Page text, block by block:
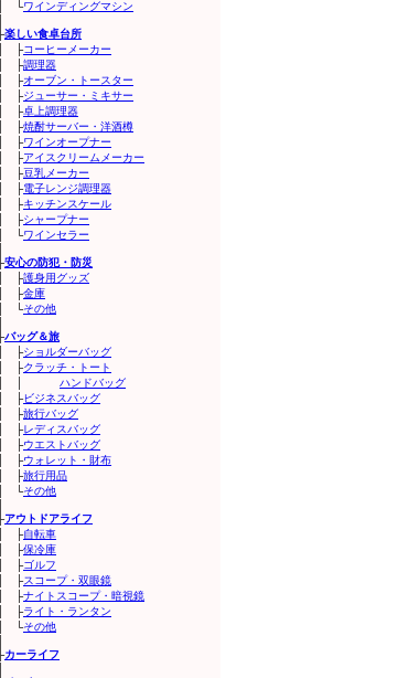
│ └ワインディングマシン
├楽しい食卓台所
│ ├コーヒーメーカー
│ ├調理器
│ ├オーブン・トースター
│ ├ジューサー・ミキサー
│ ├卓上調理器
│ ├焼酎サーバー・洋酒樽
│ ├ワインオープナー
│ ├アイスクリームメーカー
│ ├豆乳メーカー
│ ├電子レンジ調理器
│ ├キッチンスケール
│ ├シャープナー
│ └ワインセラー
├安心の防犯・防災
│ ├護身用グッズ
│ ├金庫
│ └その他
├バッグ＆旅
│ ├ショルダーバッグ
│ ├クラッチ・トート
ハンドバッグ
│ ├ビジネスバッグ
│ ├旅行バッグ
│ ├レディスバッグ
│ ├ウエストバッグ
│ ├ウォレット・財布
│ ├旅行用品
│ └その他
├アウトドアライフ
│ ├自転車
│ ├保冷庫
│ ├ゴルフ
│ ├スコープ・双眼鏡
│ ├ナイトスコープ・暗視鏡
│ ├ライト・ランタン
│ └その他
├カーライフ